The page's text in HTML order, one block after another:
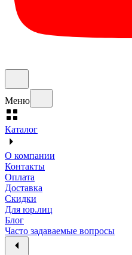
Меню
Каталог
О компании
Контакты
Оплата
Доставка
Скидки
Для юр.лиц
Блог
Часто задаваемые вопросы